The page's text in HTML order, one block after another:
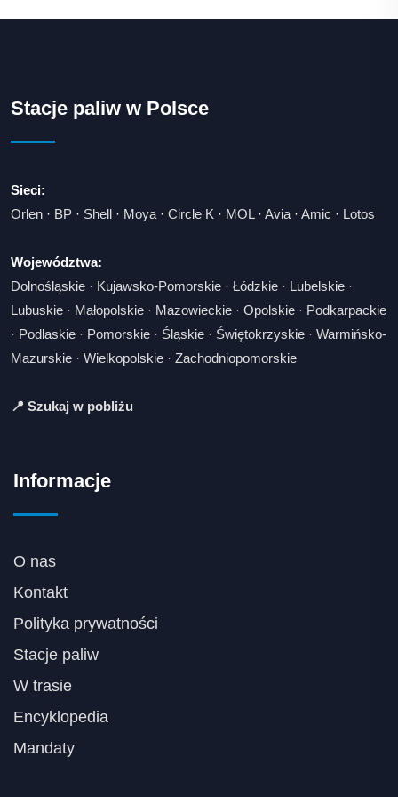
Stacje paliw w Polsce
Sieci:
Orlen · BP · Shell · Moya · Circle K · MOL· Avia · Amic · Lotos
Województwa:
Dolnośląskie · Kujawsko-Pomorskie · Łódzkie · Lubelskie ·
Lubuskie · Małopolskie · Mazowieckie · Opolskie · Podkarpackie
· Podlaskie · Pomorskie · Śląskie · Świętokrzyskie · Warmińsko-
Mazurskie · Wielkopolskie · Zachodniopomorskie
📍 Szukaj w pobliżu
Informacje
O nas
Kontakt
Polityka prywatności
Stacje paliw
W trasie
Encyklopedia
Mandaty